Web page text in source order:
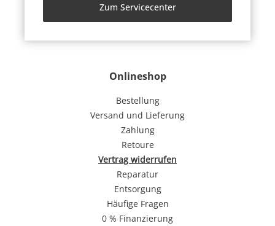
Onlineshop
Bestellung
Versand und Lieferung
Zahlung
Retoure
Vertrag widerrufen
Reparatur
Entsorgung
Häufige Fragen
0 % Finanzierung
Zum Servicecenter